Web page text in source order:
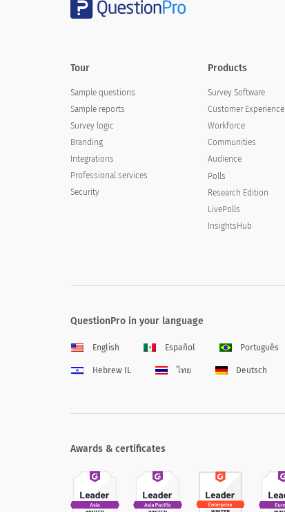
Tour
Sample questions
Sample reports
Survey logic
Branding
Integrations
Professional services
Security
Products
Survey Software
Customer Experience
Workforce
Communities
Audience
Polls
Research Edition
LivePolls
InsightsHub
QuestionPro in your language
English Español Português
Hebrew IL ไทย Deutsch
Awards & certificates